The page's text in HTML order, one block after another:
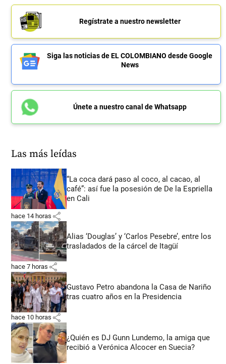
Regístrate a nuestro newsletter
Siga las noticias de EL COLOMBIANO desde Google
News
Únete a nuestro canal de Whatsapp
Las más leídas
“La coca dará paso al coco, al cacao, al
café”: así fue la posesión de De la Espriella
en Cali
hace 14 horas share
Alias ‘Douglas’ y ‘Carlos Pesebre’, entre los
trasladados de la cárcel de Itagüí
hace 7 horas share
Gustavo Petro abandona la Casa de Nariño
tras cuatro años en la Presidencia
hace 10 horas share
¿Quién es DJ Gunn Lundemo, la amiga que
recibió a Verónica Alcocer en Suecia?